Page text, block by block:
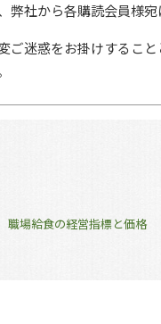
弊社から各購読会員様
ご迷惑をお掛けするこ
職場給食の経営指標と価格